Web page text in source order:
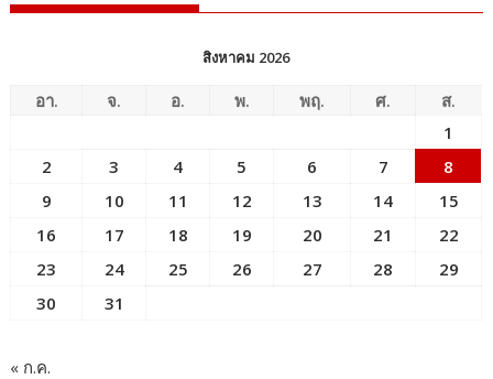
สิงหาคม 2026
อา. จ. อ. พ. พฤ. ศ.
ส.
1
2
3 4 5 6 7
8
9
10 11 12 13 14
15
16
17 18 19 20 21
22
23
24 25 26 27 28
29
30
31
« ก.ค.